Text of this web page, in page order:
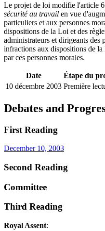
Le projet de loi modifie l'article
sécurité au travail en vue
particuliers et aux personnes
dispositions de la Loi et des
administrateurs et dirigeants des
infractions aux dispositions de
par ces personnes morales.
Date Étape du
10 décembre 2003 Première
Debates and
First Reading
December 10, 2003
Second Reading
Committee
Third Reading
Royal Assent: